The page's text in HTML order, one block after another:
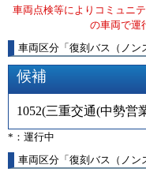
車両点検等によりコミュニ
の車両で運
車両区分 「 復刻バス（ノン
候補
1052(三重交通(中勢営
*：運行中
車両区分「復刻バス（ノン